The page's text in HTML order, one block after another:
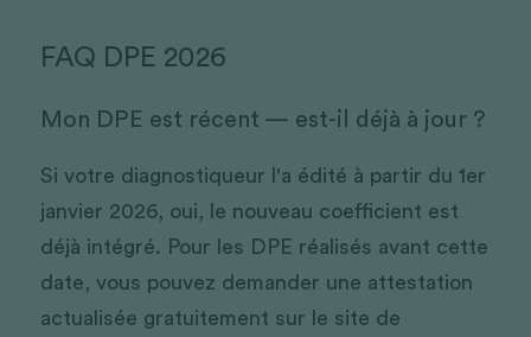
FAQ DPE 2026
Si votre diagnostiqueur l'a édité à partir du 1er
janvier 2026, oui, le nouveau coefficient est
déjà intégré. Pour les DPE réalisés avant cette
date, vous pouvez demander une attestation
actualisée gratuitement sur le site de